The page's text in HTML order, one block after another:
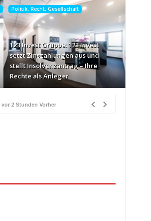
Politik, Recht, Gesellschaft
123 Invest Gruppe: 123 Invest
setzt Zinszahlungen aus und
stellt Insolvenzantrag – Ihre
Rechte als Anleger
vor 2 Stunden Vorher